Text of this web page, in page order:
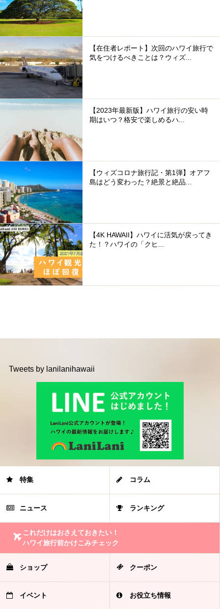
【在住者レポート】次回のハワイ旅行で
気をつけるべきことは？ウィズ...
【2023年最新版】ハワイ旅行の安い時
期はいつ？格安で楽しめるハ...
【ウィズコロナ旅行記・第1弾】オアフ
島はどう変わった？絶景と絶品...
【4K HAWAII】ハワイに活気が戻ってき
た！？ハワイの「クヒ...
Tweets by lanilanihawaii
特集 コラム
ニュース ランキング
これだけはおさえておきたい！
ハワイ旅行前かけこみチェック
ショップ クーポン
イベント お役立ち情報